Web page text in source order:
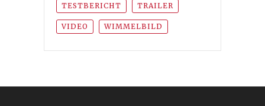
TESTBERICHT TRAILER
VIDEO WIMMELBILD